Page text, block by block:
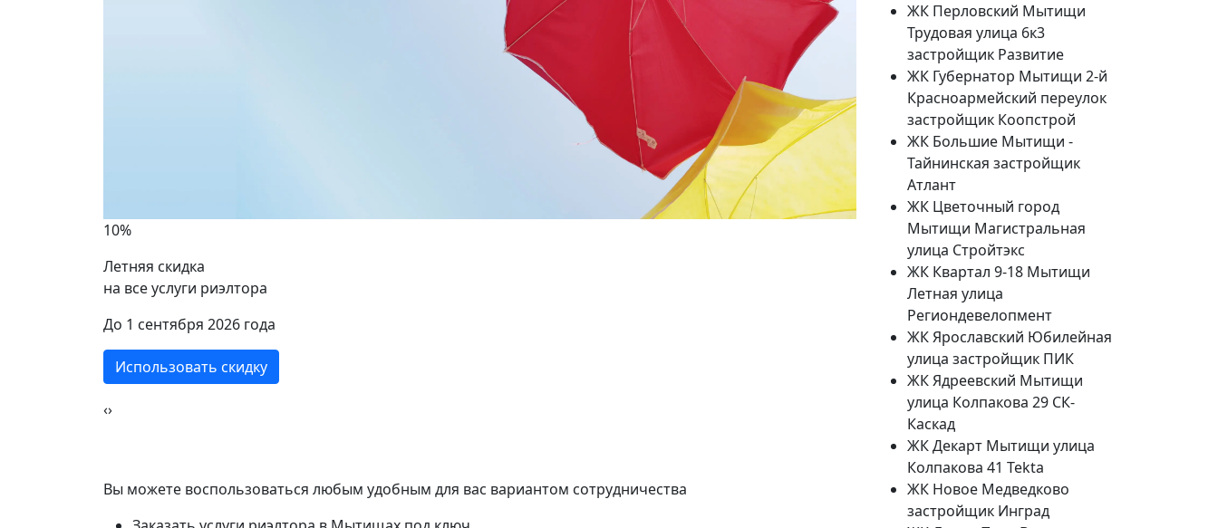
10%
Летняя скидка
на все услуги риэлтора
До 1 сентября 2026 года
Использовать скидку
20%
Социальная скидка
Пенсионеры, люди с ограниченными
военных конфликтов и ликвидаторы
Использовать скидку
‹›
Вы можете воспользоваться любым удобным для вас вариантом сотрудничества
ЖК Перловский Мытищи
Трудовая улица 6к3
застройщик Развитие
ЖК Губернатор Мытищи 2-й
Красноармейский переулок
застройщик Коопстрой
ЖК Большие Мытищи -
Тайнинская застройщик
Атлант
ЖК Цветочный город
Мытищи Магистральная
улица Стройтэкс
ЖК Квартал 9-18 Мытищи
Летная улица
Региондевелопмент
ЖК Ярославский Юбилейная
улица застройщик ПИК
ЖК Ядреевский Мытищи
улица Колпакова 29 СК-
Каскад
ЖК Декарт Мытищи улица
Колпакова 41 Tekta
ЖК Новое Медведково
застройщик Инград